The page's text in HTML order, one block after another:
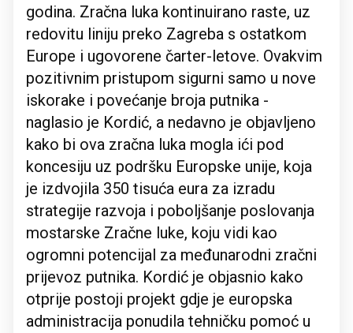
godina. Zračna luka kontinuirano raste, uz
redovitu liniju preko Zagreba s ostatkom
Europe i ugovorene čarter-letove. Ovakvim
pozitivnim pristupom sigurni samo u nove
iskorake i povećanje broja putnika -
naglasio je Kordić, a nedavno je objavljeno
kako bi ova zračna luka mogla ići pod
koncesiju uz podršku Europske unije, koja
je izdvojila 350 tisuća eura za izradu
strategije razvoja i poboljšanje poslovanja
mostarske Zračne luke, koju vidi kao
ogromni potencijal za međunarodni zračni
prijevoz putnika. Kordić je objasnio kako
otprije postoji projekt gdje je europska
administracija ponudila tehničku pomoć u